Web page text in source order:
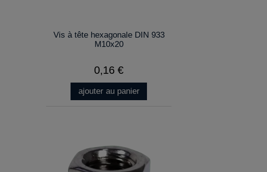
Vis à tête hexagonale DIN 933
M10x20
0,16 €
ajouter au panier